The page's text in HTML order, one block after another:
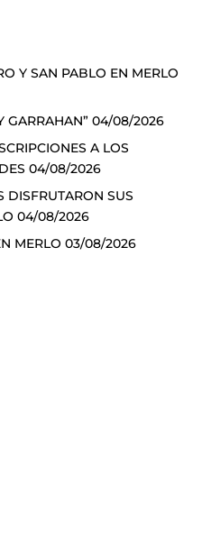
Y SAN PABLO EN MERLO
GARRAHAN” 04/08/2026
A LOS
04/08/2026
DISFRUTARON SUS
04/08/2026
MERLO 03/08/2026